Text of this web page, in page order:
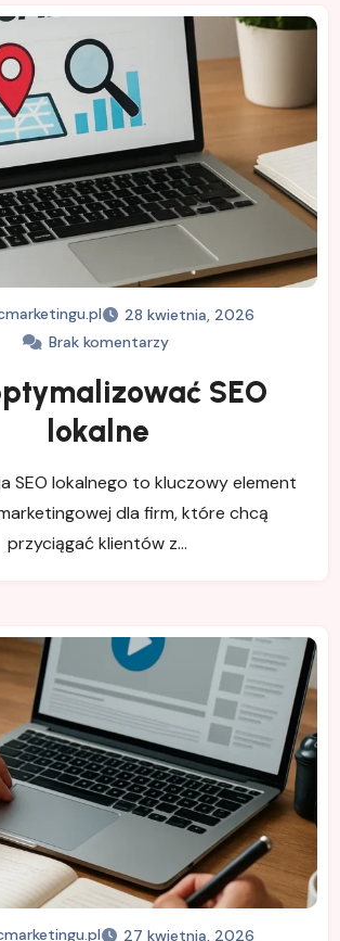
28 kwietnia, 2026
Brak komentarzy
SEO
lokalne
SEO lokalnego to kluczowy element
dla firm, które chcą
przyciągać klientów z…
27 kwietnia, 2026